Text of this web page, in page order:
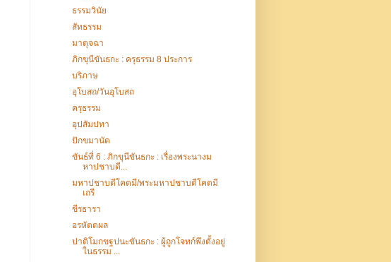
ธรรมวินัย
สัทธรรม
มาตุจฉา
ภิกขุนีขันธกะ : ครุธรรม 8 ประการ
บริภาษ
อุโบสถ/วันอุโบสถ
ครุธรรม
อุปสัมปทา
ปักขมานัต
ขันธ์ที่ 6 : ภิกขุนีขันธกะ : เรื่องพระนางม
หาปชาบดี...
มหาปชาบดีโคตมี/พระมหาปชาบดีโคตมี
เถรี
ขีรธารา
อรหัตตผล
ปาติโมกขฐปนะขันธกะ : ผู้ถูกโจทก์พึงตั้งอยู่
ในธรรม ...